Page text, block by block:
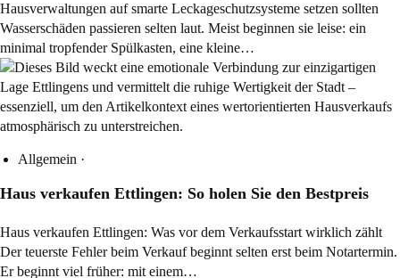
Hausverwaltungen auf smarte Leckageschutzsysteme setzen sollten
Wasserschäden passieren selten laut. Meist beginnen sie leise: ein
minimal tropfender Spülkasten, eine kleine…
Allgemein ·
Haus verkaufen Ettlingen: So holen Sie den Bestpreis
Haus verkaufen Ettlingen: Was vor dem Verkaufsstart wirklich zählt
Der teuerste Fehler beim Verkauf beginnt selten erst beim Notartermin.
Er beginnt viel früher: mit einem…